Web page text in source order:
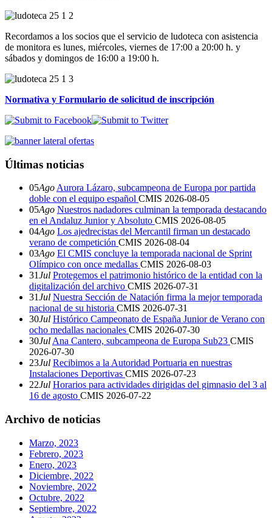
Recordamos a los socios que el servicio de ludoteca con asistencia
de monitora es lunes, miércoles, viernes de 17:00 a 20:00 h. y
sábados y domingos de 16:00 a 19:00 h.
Normativa y Formulario de solicitud de inscripción
Últimas noticias
05Ago Aurora Lázaro, subcampeona de Europa por partida
doble con el equipo español CMIS 2026-08-05
05Ago Nuestros nadadores culminan la temporada destacando
en el Andaluz Junior y Absoluto CMIS 2026-08-05
04Ago Los ajedrecistas del Mercantil firman un destacado
verano de competición CMIS 2026-08-04
03Ago El CMIS concluye la temporada nacional de Sprint
Olímpico con once medallas CMIS 2026-08-03
31Jul Protegemos el patrimonio histórico de la entidad con la
digitalización del archivo CMIS 2026-07-31
31Jul Nuestra Sección de Natación firma la mejor temporada
nacional de su historia CMIS 2026-07-31
30Jul Histórico Campeonato de España Junior de Verano con
ocho medallas nacionales CMIS 2026-07-30
30Jul Ana Cantero, subcampeona de Europa Sub23 CMIS
2026-07-30
23Jul Recibimos a la Autoridad Portuaria en nuestras
Instalaciones Deportivas CMIS 2026-07-23
22Jul Horarios para actividades dirigidas del gimnasio del 3 al
16 de agosto CMIS 2026-07-22
Archivo de noticias
Marzo, 2023
Febrero, 2023
Enero, 2023
Diciembre, 2022
Noviembre, 2022
Octubre, 2022
Septiembre, 2022